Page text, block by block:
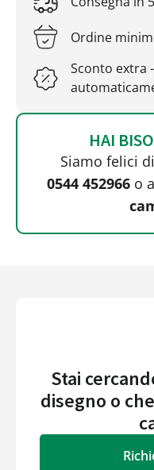
Ordine
Sconto extra
HAI
Siamo felici
0544 452966 o
Stai
disegno o